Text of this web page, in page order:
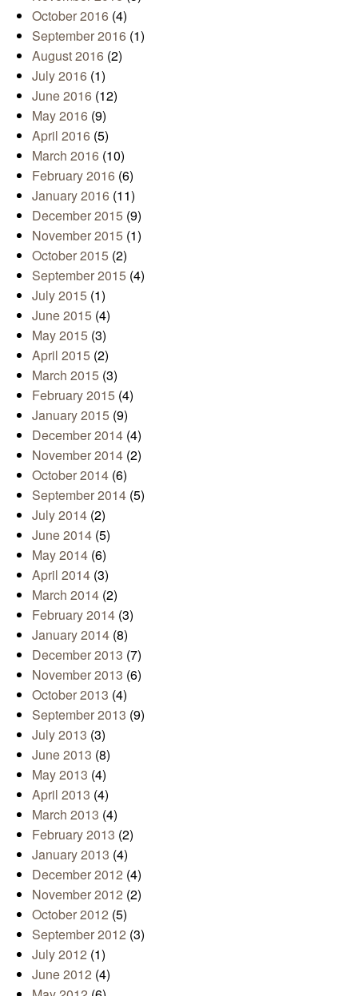
October 2016 (4)
September 2016 (1)
August 2016 (2)
July 2016 (1)
June 2016 (12)
May 2016 (9)
April 2016 (5)
March 2016 (10)
February 2016 (6)
January 2016 (11)
December 2015 (9)
November 2015 (1)
October 2015 (2)
September 2015 (4)
July 2015 (1)
June 2015 (4)
May 2015 (3)
April 2015 (2)
March 2015 (3)
February 2015 (4)
January 2015 (9)
December 2014 (4)
November 2014 (2)
October 2014 (6)
September 2014 (5)
July 2014 (2)
June 2014 (5)
May 2014 (6)
April 2014 (3)
March 2014 (2)
February 2014 (3)
January 2014 (8)
December 2013 (7)
November 2013 (6)
October 2013 (4)
September 2013 (9)
July 2013 (3)
June 2013 (8)
May 2013 (4)
April 2013 (4)
March 2013 (4)
February 2013 (2)
January 2013 (4)
December 2012 (4)
November 2012 (2)
October 2012 (5)
September 2012 (3)
July 2012 (1)
June 2012 (4)